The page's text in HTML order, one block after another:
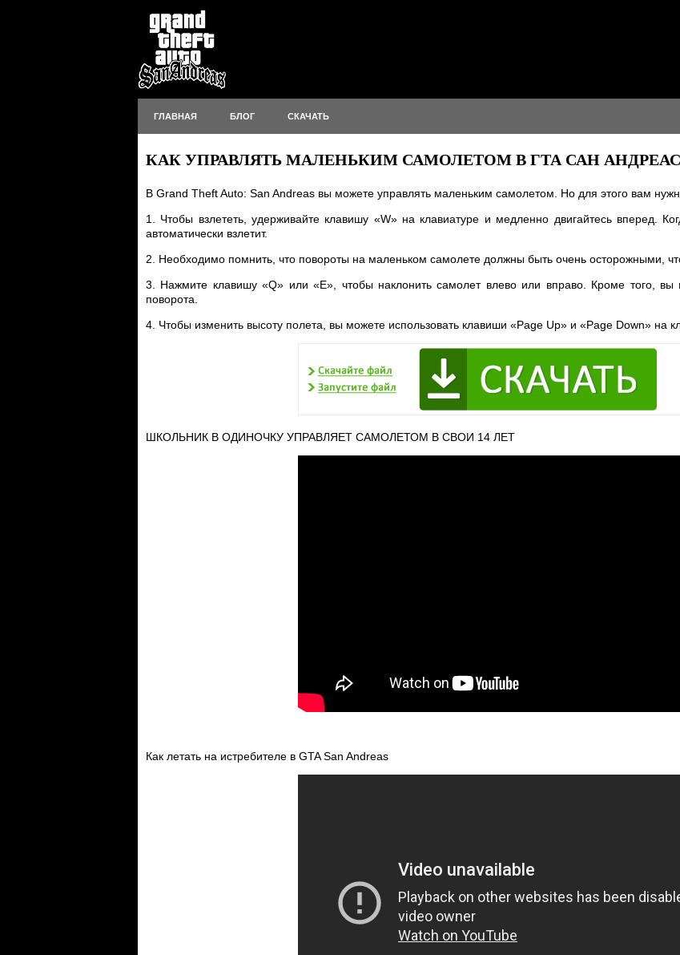
ГЛАВНАЯ БЛОГ СКАЧАТЬ
КАК УПРАВЛЯТЬ МАЛЕНЬКИМ САМОЛЕТОМ В ГТА САН АНДРЕАС
В Grand Theft Auto: San Andreas вы можете управлять маленьким самолетом. Но для этого вам
1. Чтобы взлететь, удерживайте клавишу «W» на клавиатуре и медленно двигайтесь вперед.
автоматически взлетит.
2. Необходимо помнить, что повороты на маленьком самолете должны быть очень осторожными,
3. Нажмите клавишу «Q» или «E», чтобы наклонить самолет влево или вправо. Кроме того,
поворота.
4. Чтобы изменить высоту полета, вы можете использовать клавиши «Page Up» и «Page Down» на
ШКОЛЬНИК В ОДИНОЧКУ УПРАВЛЯЕТ САМОЛЕТОМ В СВОИ 14 ЛЕТ
Как летать на истребителе в GTA San Andreas